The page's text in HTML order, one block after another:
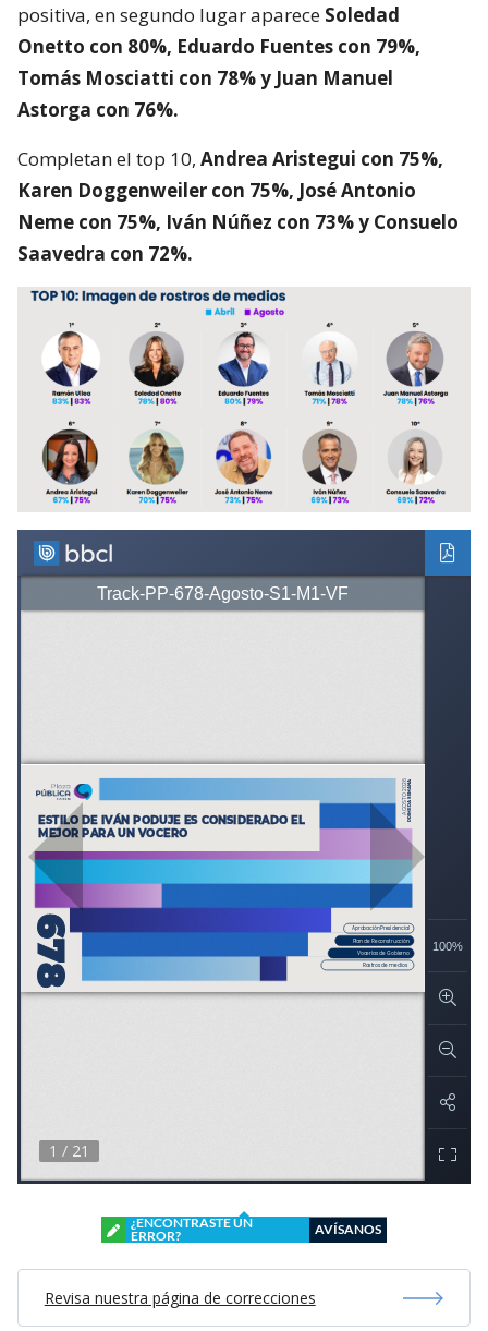
positiva, en segundo lugar aparece Soledad
Onetto con 80%, Eduardo Fuentes con 79%,
Tomás Mosciatti con 78% y Juan Manuel
Astorga con 76%.
Completan el top 10, Andrea Aristegui con 75%,
Karen Doggenweiler con 75%, José Antonio
Neme con 75%, Iván Núñez con 73% y Consuelo
Saavedra con 72%.
¿ENCONTRASTE UN
ERROR?
AVÍSANOS
Revisa nuestra página de correcciones